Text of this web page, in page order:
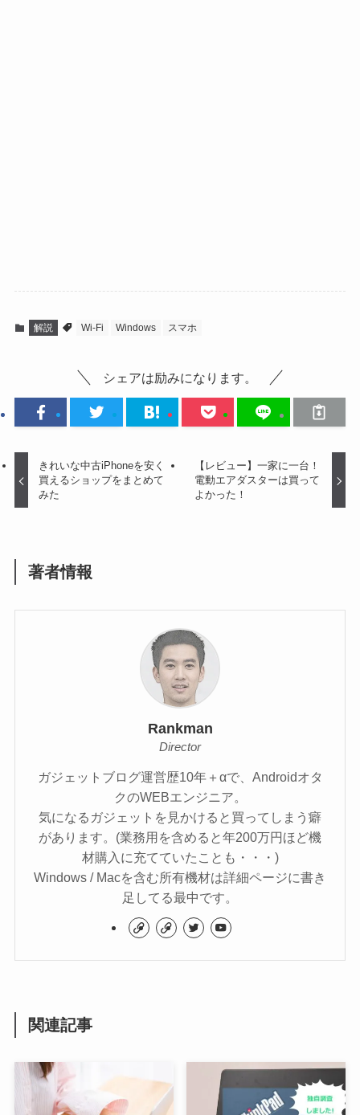
解説 Wi-Fi Windows スマホ
シェアは励みになります。
きれいな中古iPhoneを安く
買えるショップをまとめて
みた
【レビュー】一家に一台！
電動エアダスターは買って
よかった！
著者情報
Rankman
Director
ガジェットブログ運営歴10年＋αで、Androidオタ
クのWEBエンジニア。
気になるガジェットを見かけると買ってしまう癖
があります。(業務用を含めると年200万円ほど機
材購入に充てていたことも・・・)
Windows / Macを含む所有機材は詳細ページに書き
足してる最中です。
関連記事